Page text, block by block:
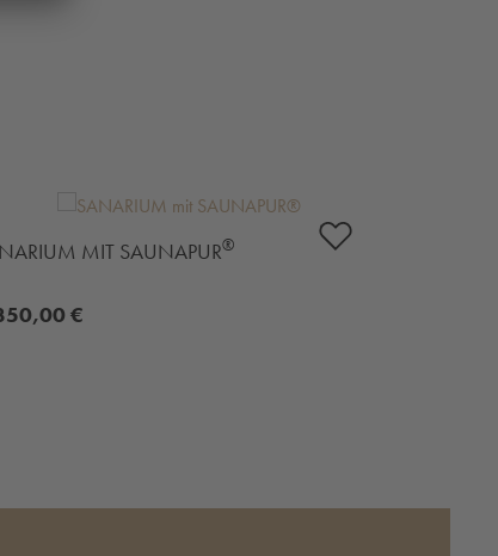
MIT SAUNAPUR®
€